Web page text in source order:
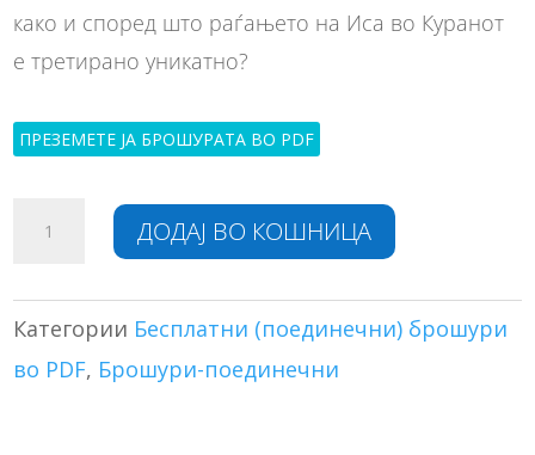
како и според што раѓањето на Иса во Куранот
е третирано уникатно?
ПРЕЗЕМЕТЕ ЈА БРОШУРАТА ВО PDF
раѓањето
во
е
ДОДАЈ ВО КОШНИЦА
e
r
Категории Бесплатни (поединечни) брошури
во PDF, Брошури-поединечни